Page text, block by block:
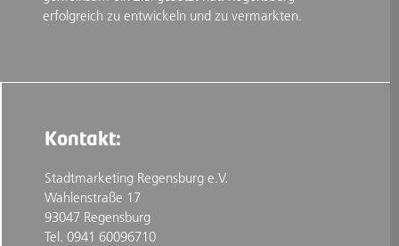
erfolgreich zu entwickeln und zu vermarkten.
Kontakt:
Stadtmarketing Regensburg e.V.
Wahlenstraße 17
93047 Regensburg
Tel. 0941 60096710